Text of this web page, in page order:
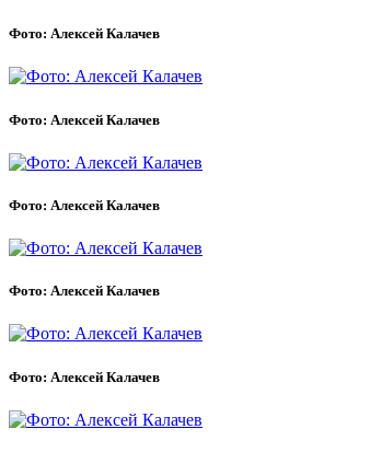
Фото: Алексей Калачев
Фото: Алексей Калачев
Фото: Алексей Калачев
Фото: Алексей Калачев
Фото: Алексей Калачев